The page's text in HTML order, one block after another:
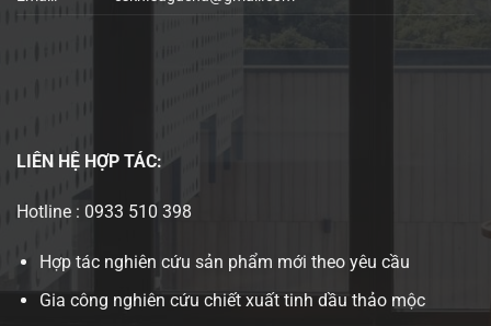
LIÊN HỆ HỢP TÁC:
Hotline : 0933 510 398
Hợp tác nghiên cứu sản phẩm mới theo yêu cầu
Gia công nghiên cứu chiết xuất tinh dầu thảo mộc